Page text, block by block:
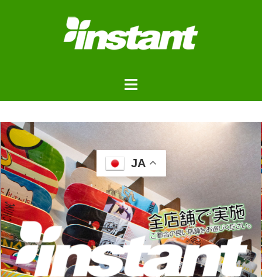
浦安ストアご来店予約フォ
ーム
JA